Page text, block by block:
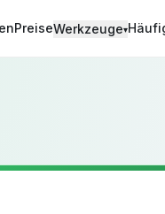
PreiseWerkzeuge▾